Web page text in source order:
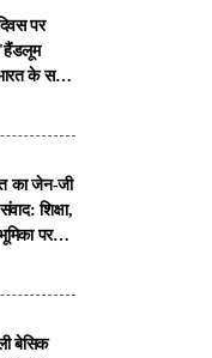
पर
'हैंडलूम
के सपने
अहम स्तंभ'
का जेन-जी
शिक्षा,
पर
बेसिक